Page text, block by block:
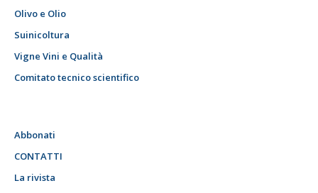
Olivo e Olio
Suinicoltura
Vigne Vini e Qualità
Comitato tecnico scientifico
Abbonati
CONTATTI
La rivista